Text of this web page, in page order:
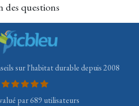
des questions
sur l'habitat durable depuis 2008
par 689 utilisateurs